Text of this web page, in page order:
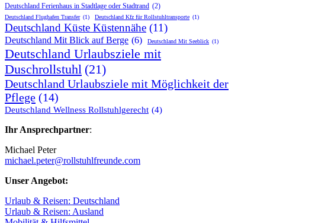
Deutschland Ferienhaus in Stadtlage oder Stadtrand (2)
Deutschland Flughafen Transfer (1) Deutschland Kfz für Rollstuhltransporte (1)
Deutschland Küste Küstennähe (11)
Deutschland Mit Blick auf Berge (6) Deutschland Mit Seeblick (1)
Deutschland Urlaubsziele mit
Duschrollstuhl (21)
Deutschland Urlaubsziele mit Möglichkeit der
Pflege (14)
Deutschland Wellness Rollstuhlgerecht (4)
Ihr Ansprechpartner:
Michael Peter
michael.peter@rollstuhlfreunde.com
Unser Angebot:
Urlaub & Reisen: Deutschland
Urlaub & Reisen: Ausland